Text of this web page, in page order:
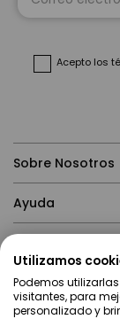
Acepto los
Sobre Nosotros
Ayuda
Utilizamos
Podemos
visitantes, para
personalizado y